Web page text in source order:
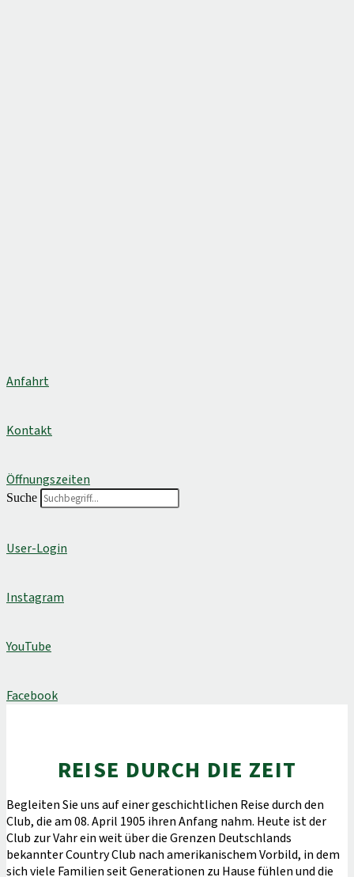
Anfahrt
Kontakt
Öffnungszeiten
Suche
User-Login
Instagram
YouTube
Facebook
REISE DURCH DIE ZEIT
Begleiten Sie uns auf einer geschichtlichen Reise durch den
Club, die am 08. April 1905 ihren Anfang nahm. Heute ist der
Club zur Vahr ein weit über die Grenzen Deutschlands
bekannter Country Club nach amerikanischem Vorbild, in dem
sich viele Familien seit Generationen zu Hause fühlen und die